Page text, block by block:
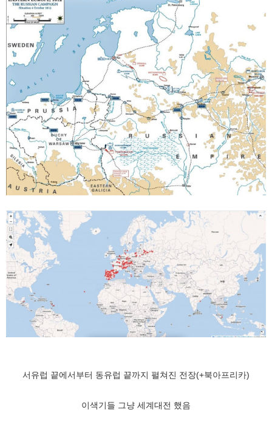
서유럽 끝에서부터 동유럽 끝까지 펼쳐진 전장(+북아프리카)
이색기들 그냥 세계대전 했음